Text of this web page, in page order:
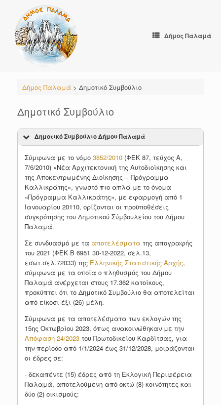
content
Δήμος Παλαμά
Δήμος Παλαμά > Δημοτικό Συμβούλιο
Δημοτικό Συμβούλιο
Δημοτικό Συμβούλιο Δήμου Παλαμά
Σύμφωνα με το νόμο 3852/2010 (ΦΕΚ 87, τεύχος Α,
7/6/2010) «Νέα Αρχιτεκτονική της Αυτοδιοίκησης και
της Αποκεντρωμένης Διοίκησης − Πρόγραμμα
Καλλικράτης», γνωστό πιο απλά με το όνομα
«Πρόγραμμα Καλλικράτης», με εφαρμογή από 1
Ιανουαρίου 20110, ορίζονται οι προϋποθέσεις
συγκρότησης του Δημοτικού Σύμβουλείου του Δήμου
Παλαμά.
Σε συνδυασμό με τα αποτελέσματα της απογραφής
του 2021 (ΦΕΚ Β 6951 30-12-2022, σελ.13,
εσωτ.σελ.72033) της Ελληνικής Στατιστικής Αρχής,
σύμφωνα με τα οποία ο πληθυσμός του Δήμου
Παλαμά ανέρχεται στους 17.362 κατοίκους,
προκύπτει ότι το Δημοτικό Συμβούλιο θα αποτελείται
από είκοσι έξι (26) μέλη.
Σύμφωνα με τα αποτελέσματα των εκλογών της
15ης Οκτωβρίου 2023, όπως ανακοινώθηκαν με την
Απόφαση 24/2023 του Πρωτοδικείου Καρδίτσας, για
την περίοδο από 1/1/2024 έως 31/12/2028, μοιράζονται
οι έδρες σε:
- δεκαπέντε (15) έδρες από τη Εκλογική Περιφέρεια
Παλαμά, αποτελούμενη από οκτώ (8) κοινότητες και
δύο (2) οικισμούς: